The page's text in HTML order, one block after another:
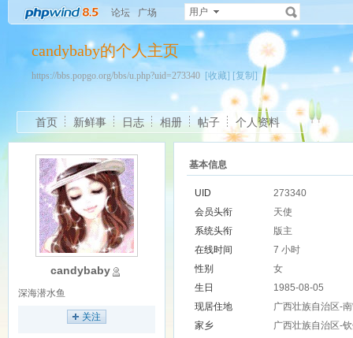
论坛 广场 用户
candybaby的个人主页
https://bbs.popgo.org/bbs/u.php?uid=273340 [收藏] [复制]
首页 新鲜事 日志 相册 帖子 个人资料
candybaby
深海潜水鱼
关注
基本信息
UID
273340
会员头衔
天使
系统头衔
版主
在线时间
7 小时
性别
女
生日
1985-08-05
现居住地
广西壮族自治区-
家乡
广西壮族自治区-